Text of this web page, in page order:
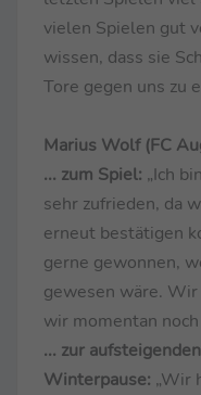
vielen Spielen gut
wissen, dass sie
Tore gegen uns zu
Marius Wolf (FC
... zum Spiel: „Ich
sehr zufrieden, da
erneut bestätigen
gerne gewonnen,
gewesen wäre. Wir
wir momentan
... zur
Winterpause: „Wir